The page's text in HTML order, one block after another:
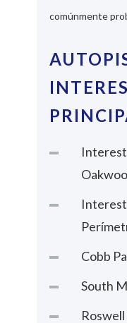
comúnmente
Cobb
South
Roswell